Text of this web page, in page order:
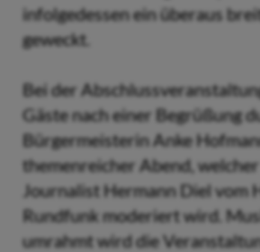
infolgedessen ein überaus
geweckt.
Bei der
Gäste nach einer Begrüßung
Bürgermeisterin Anke
themenreicher Abend,
Journalist Hermann Diel vom
Rundfunk moderiert wird.
umrahmt wird die